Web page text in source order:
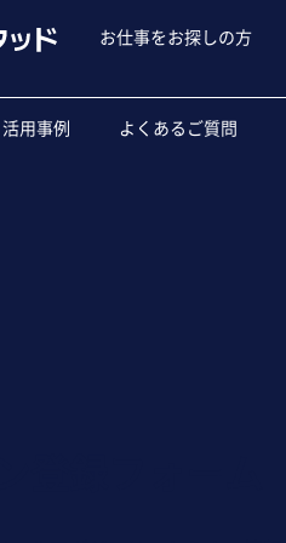
お仕事をお探しの方
活用事例 よくあるご質問